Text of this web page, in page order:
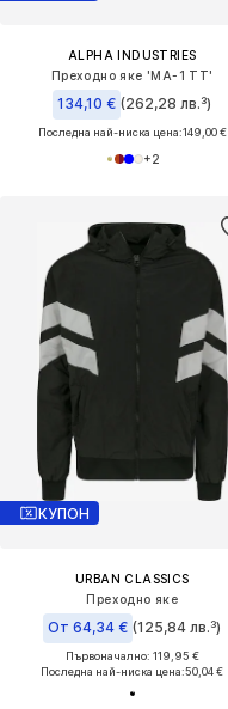
ALPHA INDUSTRIES
Преходно яке 'MA-1 TT'
134,10 € (262,28 лв.³)
Последна най-ниска цена:149,00 €
+2
КУПОН
URBAN CLASSICS
Преходно яке
От 64,34 € (125,84 лв.³)
Първоначално: 119,95 €
Последна най-ниска цена:50,04 €